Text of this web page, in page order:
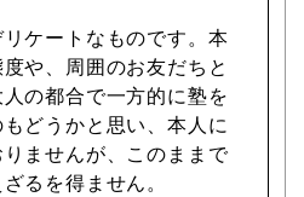
ケートなものです。本
や、周囲のお友だちと
の都合で一方的に塾を
どうかと思い、本人に
ませんが、このままで
るを得ません。